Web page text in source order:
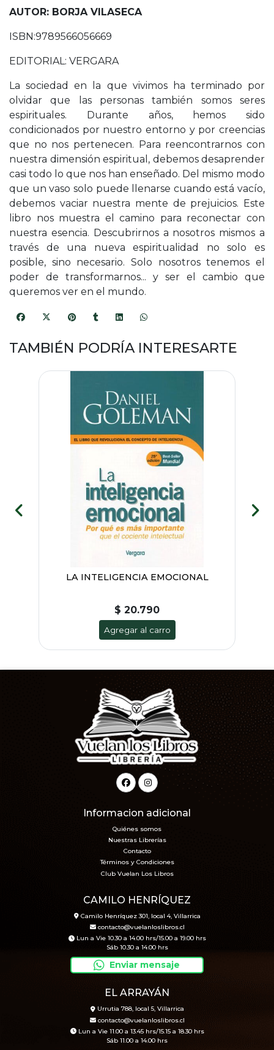
AUTOR: BORJA VILASECA
ISBN:9789566056669
EDITORIAL: VERGARA
La sociedad en la que vivimos ha terminado por
olvidar que las personas también somos seres
espirituales. Durante años, hemos sido
condicionados por nuestro entorno y por creencias
que no nos pertenecen. Para reencontrarnos con
nuestra dimensión espiritual, debemos desaprender
casi todo lo que nos han enseñado. Del mismo modo
que un vaso solo puede llenarse cuando está vacío,
debemos vaciar nuestra mente de prejuicios. Este
libro nos muestra el camino para reconectar con
nuestra esencia. Descubrirnos a nosotros mismos a
través de una nueva espiritualidad no solo es
posible, sino necesario. Solo nosotros tenemos el
poder de transformarnos... y ser el cambio que
queremos ver en el mundo.
TAMBIÉN PODRÍA INTERESARTE
LA INTELIGENCIA EMOCIONAL
$ 20.790
Agregar al carro
Informacion adicional
Quiénes somos
Nuestras Librerías
Contacto
Términos y Condiciones
Club Vuelan Los Libros
CAMILO HENRÍQUEZ
Camilo Henríquez 301, local 4, Villarrica
contacto@vuelanloslibros.cl
Lun a Vie 10.30 a 14.00 hrs/15.00 a 19.00 hrs
Sáb 10.30 a 14.00 hrs
Enviar mensaje
EL ARRAYÁN
Urrutia 788, local 5, Villarrica
contacto@vuelanloslibros.cl
Lun a Vie 11.00 a 13.45 hrs/15.15 a 18.30 hrs
Sáb 11.00 a 14.00 hrs